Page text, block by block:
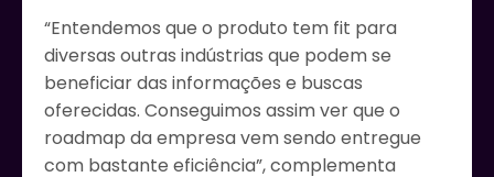
“Entendemos que o produto tem fit para
diversas outras indústrias que podem se
beneficiar das informações e buscas
oferecidas. Conseguimos assim ver que o
roadmap da empresa vem sendo entregue
com bastante eficiência”, complementa